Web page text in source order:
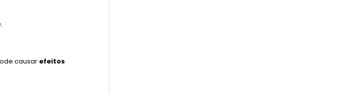
.
causar efeitos